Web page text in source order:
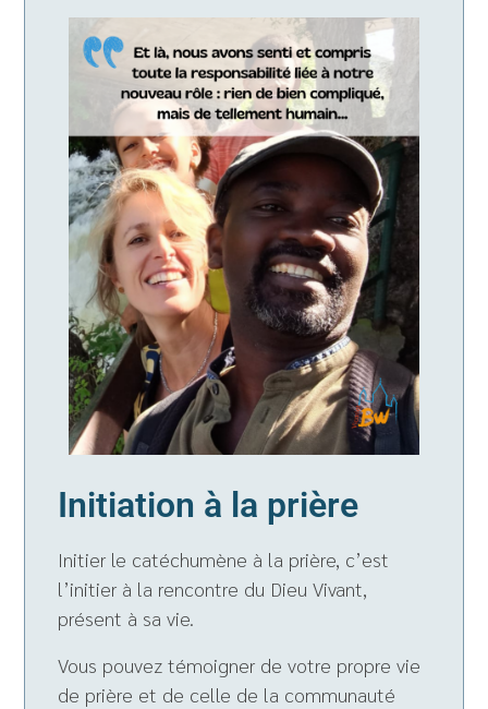
Initiation à la prière
Initier le catéchumène à la prière, c’est
l’initier à la rencontre du Dieu Vivant,
présent à sa vie.
Vous pouvez témoigner de votre propre vie
de prière et de celle de la communauté